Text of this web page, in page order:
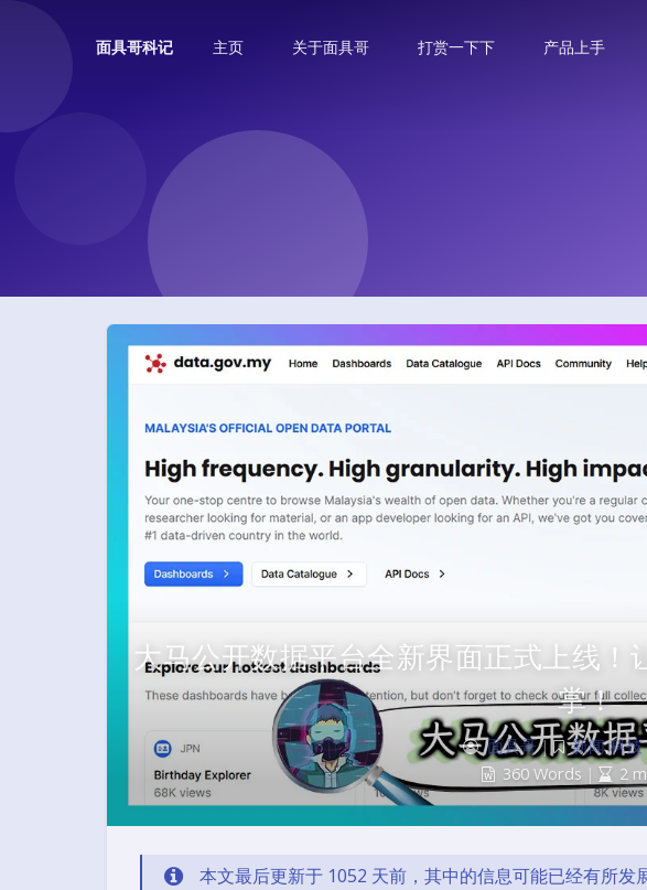
面具哥科记 主页 关于面具哥 打赏一下下 产品上手
大马公开数据平台全新界面正式上线
掌！
面具哥| 新闻,科技
360 Words | 2
本文最后更新于 1052 天前，其中的信息可能已经有所发